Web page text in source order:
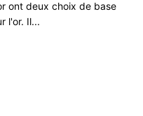
sur les plages que